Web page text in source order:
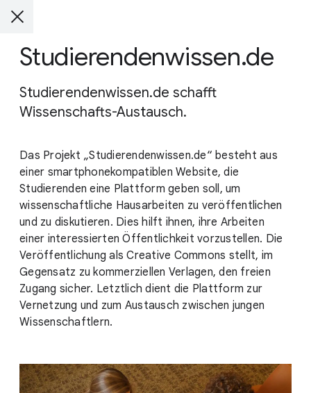
Studierendenwissen.de
Studierendenwissen.de schafft
Wissenschafts-Austausch.
Das Projekt „Studierendenwissen.de“ besteht aus
einer smartphonekompatiblen Website, die
Studierenden eine Plattform geben soll, um
wissenschaftliche Hausarbeiten zu veröffentlichen
und zu diskutieren. Dies hilft ihnen, ihre Arbeiten
einer interessierten Öffentlichkeit vorzustellen. Die
Veröffentlichung als Creative Commons stellt, im
Gegensatz zu kommerziellen Verlagen, den freien
Zugang sicher. Letztlich dient die Plattform zur
Vernetzung und zum Austausch zwischen jungen
Wissenschaftlern.